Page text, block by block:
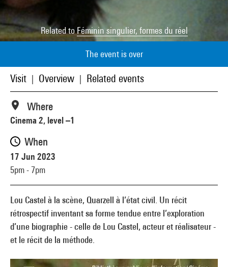
Related toFéminin singulier, formes du réel
The event is over
Visit Overview Related events
Lou Castel à la scène, Quarzell à l’état civil. Un récit
rétrospectif inventant sa forme tendue entre l’exploration
d’une biographie - celle de Lou Castel, acteur et réalisateur -
et le récit de la méthode.
Where
Cinema 2, level –1
When
17 Jun 2023
5pm - 7pm